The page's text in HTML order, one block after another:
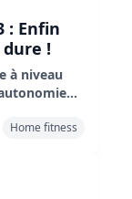
: Enfin
!
à niveau
offre une
La Pixel
Home fitness